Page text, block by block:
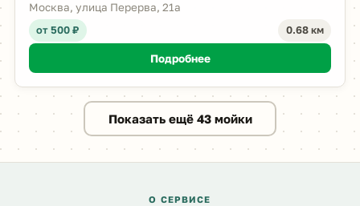
Москва, улица Перерва, 21а
от 500 ₽
0.68 км
Подробнее
Показать ещё 43 мойки
О СЕРВИСЕ